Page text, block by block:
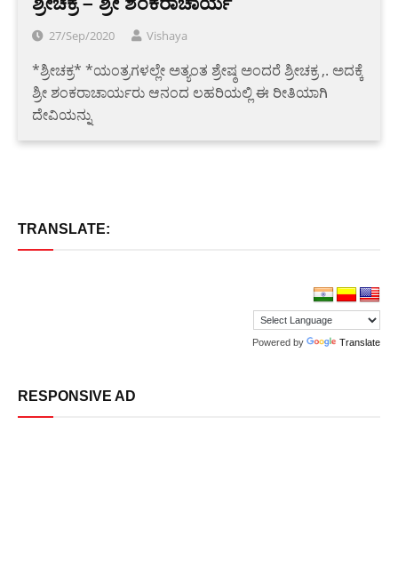
27/Sep/2020 Vishaya
*ಶ್ರೀಚಕ್ರ* *ಯಂತ್ರಗಳಲ್ಲೇ ಅತ್ಯಂತ ಶ್ರೇಷ್ಠ ಅಂದರೆ ಶ್ರೀಚಕ್ರ ,. ಅದಕ್ಕೆ
ಶ್ರೀ ಶಂಕರಾಚಾರ್ಯರು ಆನಂದ ಲಹರಿಯಲ್ಲಿ ಈ ರೀತಿಯಾಗಿ
ದೇವಿಯನ್ನು
TRANSLATE:
Powered by Translate
RESPONSIVE AD